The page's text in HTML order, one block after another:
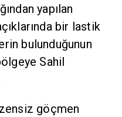
yapılan
bir lastik
bulunduğunun
Sahil
göçmen